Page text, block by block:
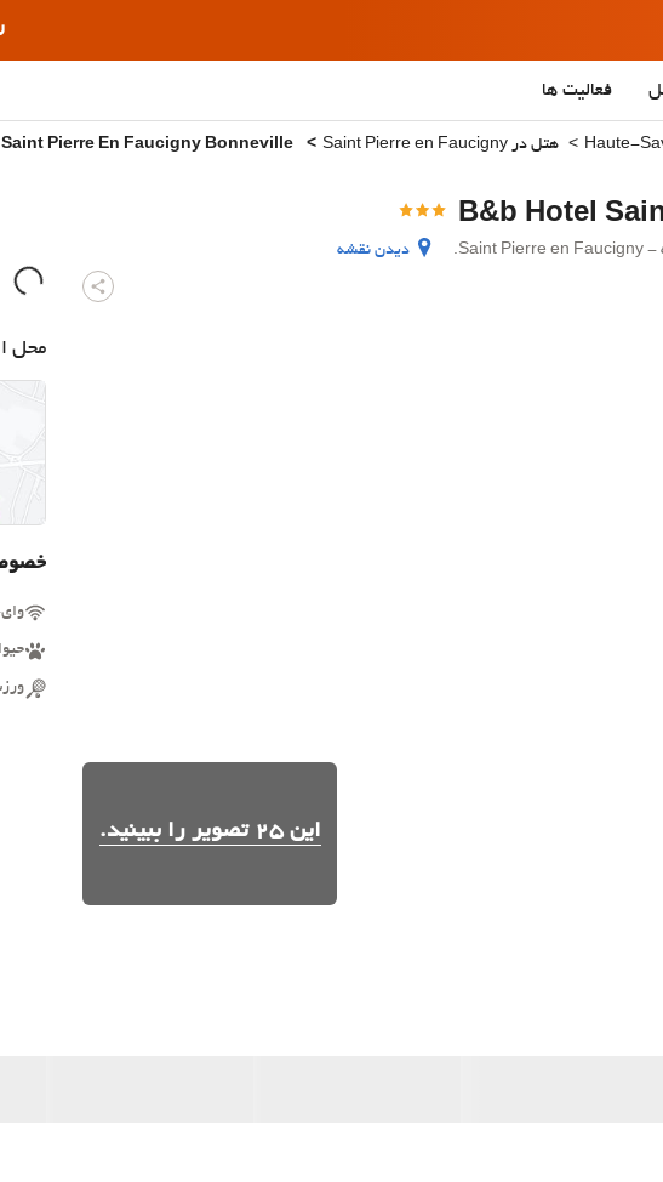
فعالیت ها
هتل در Saint Pierre en Faucigny
B&b Hotel
دیدن نقشه
این 25 تصویر را ببینید.
محل